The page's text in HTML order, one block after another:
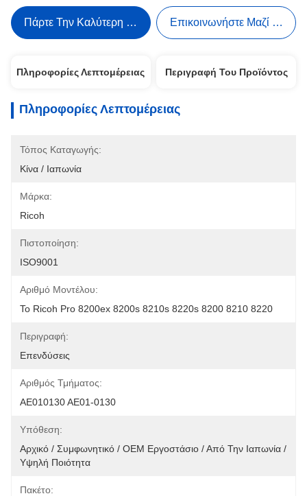
Πάρτε Την Καλύτερη Τιμή Επικοινωνήστε Μαζί Μας
Πληροφορίες Λεπτομέρειας Περιγραφή Του Προϊόντος
Πληροφορίες Λεπτομέρειας
Τόπος Καταγωγής:
Κίνα / Ιαπωνία
Μάρκα:
Ricoh
Πιστοποίηση:
ISO9001
Αριθμό Μοντέλου:
Το Ricoh Pro 8200ex 8200s 8210s 8220s 8200 8210 8220
Περιγραφή:
Επενδύσεις
Αριθμός Τμήματος:
AE010130 AE01-0130
Υπόθεση:
Αρχικό / Συμφωνητικό / OEM Εργοστάσιο / Από Την Ιαπωνία /
Υψηλή Ποιότητα
Πακέτο: